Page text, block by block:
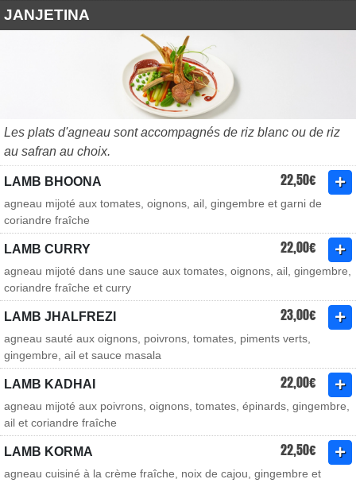
JANJETINA
Les plats d'agneau sont accompagnés de riz blanc ou de riz
au safran au choix.
LAMB BHOONA 22,50€
agneau mijoté aux tomates, oignons, ail, gingembre et garni de
coriandre fraîche
LAMB CURRY 22,00€
agneau mijoté dans une sauce aux tomates, oignons, ail, gingembre,
coriandre fraîche et curry
LAMB JHALFREZI 23,00€
agneau sauté aux oignons, poivrons, tomates, piments verts,
gingembre, ail et sauce masala
LAMB KADHAI 22,00€
agneau mijoté aux poivrons, oignons, tomates, épinards, gingembre,
ail et coriandre fraîche
LAMB KORMA 22,50€
agneau cuisiné à la crème fraîche, noix de cajou, gingembre et